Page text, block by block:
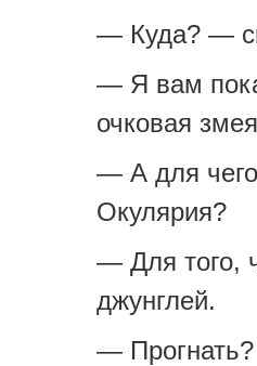
— Куда? —
— Я вам
очковая
— А для
Окулярия?
— Для того,
джунглей.
—